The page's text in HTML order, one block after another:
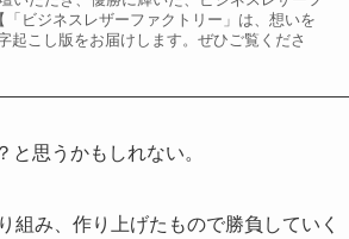
ビジネスレザーファクトリー」は、想いを
こし版をお届けします。ぜひご覧くださ
思うかもしれない。
み、作り上げたもので勝負していく